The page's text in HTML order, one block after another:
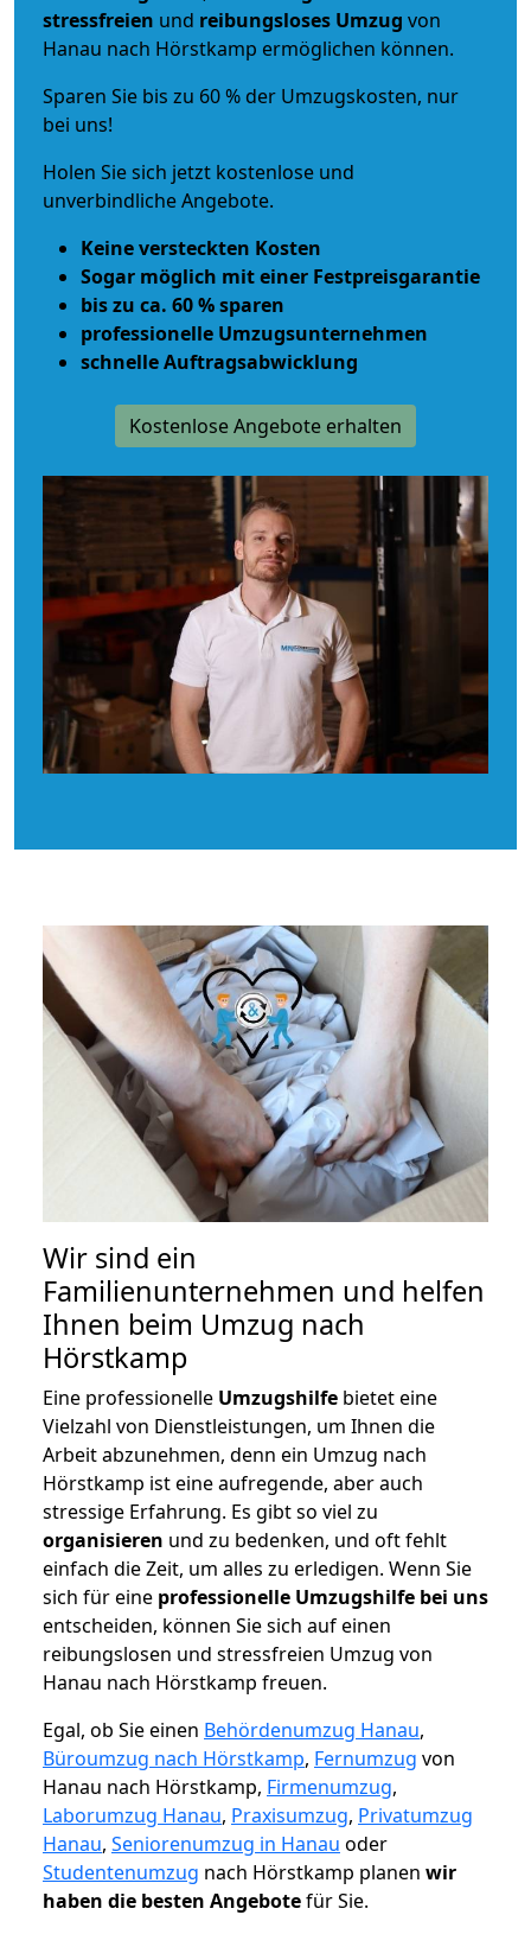
stressfreien und reibungsloses Umzug von
Hanau nach Hörstkamp ermöglichen können.
Sparen Sie bis zu 60 % der Umzugskosten, nur
bei uns!
Holen Sie sich jetzt kostenlose und
unverbindliche Angebote.
Keine versteckten Kosten
Sogar möglich mit einer Festpreisgarantie
bis zu ca. 60 % sparen
professionelle Umzugsunternehmen
schnelle Auftragsabwicklung
Kostenlose Angebote erhalten
Wir sind ein
Familienunternehmen und helfen
Ihnen beim Umzug nach
Hörstkamp
Eine professionelle Umzugshilfe bietet eine
Vielzahl von Dienstleistungen, um Ihnen die
Arbeit abzunehmen, denn ein Umzug nach
Hörstkamp ist eine aufregende, aber auch
stressige Erfahrung. Es gibt so viel zu
organisieren und zu bedenken, und oft fehlt
einfach die Zeit, um alles zu erledigen. Wenn Sie
sich für eine professionelle Umzugshilfe bei uns
entscheiden, können Sie sich auf einen
reibungslosen und stressfreien Umzug von
Hanau nach Hörstkamp freuen.
Egal, ob Sie einen Behördenumzug Hanau,
Büroumzug nach Hörstkamp, Fernumzug von
Hanau nach Hörstkamp, Firmenumzug,
Laborumzug Hanau, Praxisumzug, Privatumzug
Hanau, Seniorenumzug in Hanau oder
Studentenumzug nach Hörstkamp planen wir
haben die besten Angebotefür Sie.